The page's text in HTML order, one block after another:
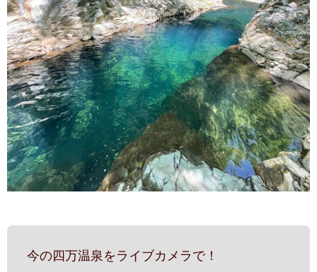
今の四万温泉をライブカメラで！